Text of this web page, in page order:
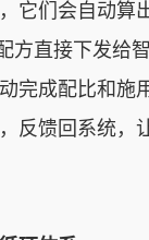
它们会自动算
方直接下发给
完成配比和施
反馈回系统，